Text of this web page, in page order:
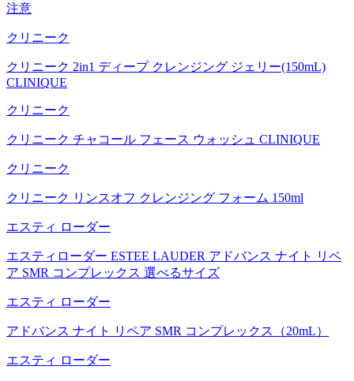
注意
クリニーク
クリニーク 2in1 ディープ クレンジング ジェリー(150mL)
CLINIQUE
クリニーク
クリニーク チャコール フェース ウォッシュ CLINIQUE
クリニーク
クリニーク リンスオフ クレンジング フォーム 150ml
エスティ ローダー
エスティローダー ESTEE LAUDER アドバンス ナイト リペ
ア SMR コンプレックス 選べるサイズ
エスティ ローダー
アドバンス ナイト リペア SMR コンプレックス（20mL）
エスティ ローダー